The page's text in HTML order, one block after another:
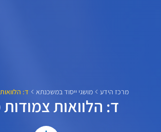
מרכז הידע מושגי ייסוד במשכנתא ד:
ד: הלוואות